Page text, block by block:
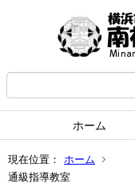
ホーム
現在位置：
ホーム
通級指導教室 ～